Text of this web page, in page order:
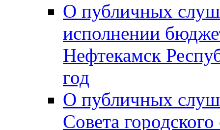
О публичных
исполнении
Нефтекамск
год
О публичных
Совета